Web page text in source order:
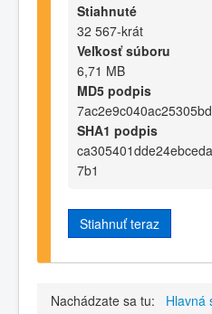
Stiahnuté
32 567-krát
Veľkosť súboru
6,71 MB
MD5 podpis
SHA1 podpis
7b1
Stiahnuť teraz
Nachádzate sa tu: Hlavná